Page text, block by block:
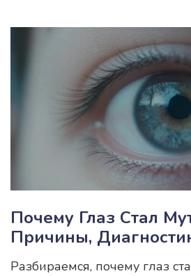
Почему Глаз Стал
Причины,
Лечения
Разбираемся, почему глаз